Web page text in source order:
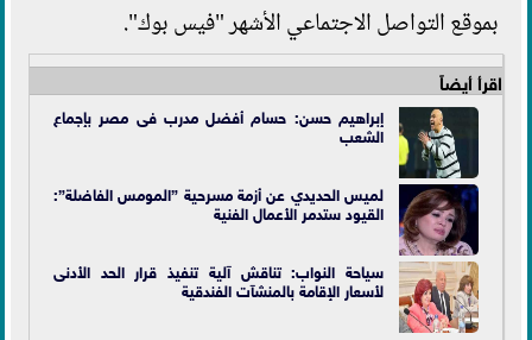
بموقع التواصل الاجتماعي الأشهر "فيس بوك".
اقرأ أيضاً
إبراهيم حسن: حسام أفضل مدرب فى مصر بإجماع
الشعب
لميس الحديدي عن أزمة مسرحية ”المومس الفاضلة”:
القيود ستدمر الأعمال الفنية
سياحة النواب: تناقش آلية تنفيذ قرار الحد الأدنى
لأسعار الإقامة بالمنشآت الفندقية